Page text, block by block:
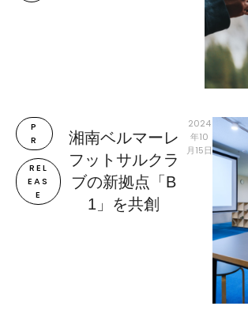
P
R
REL
EAS
E
湘南ベルマーレ
フットサルクラ
ブの新拠点「B
1」を共創
2024
年10
月15日